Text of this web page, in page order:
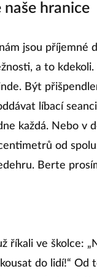
naše hranice
jsou příjemné
a to kdekoli.
Být
líbací
každá. Nebo v
od
Berte
říkali ve školce:
do lidí!“ Od